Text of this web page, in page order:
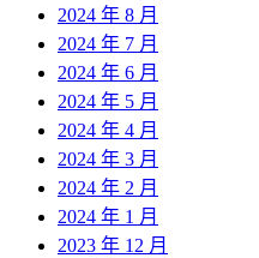
2024 年 8 月
2024 年 7 月
2024 年 6 月
2024 年 5 月
2024 年 4 月
2024 年 3 月
2024 年 2 月
2024 年 1 月
2023 年 12 月